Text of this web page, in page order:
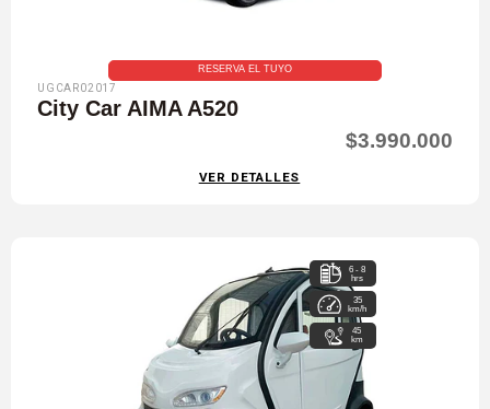
RESERVA EL TUYO
UGCAR02017
City Car AIMA A520
$3.990.000
VER DETALLES
6 - 8
hrs
35
km/h
45
km